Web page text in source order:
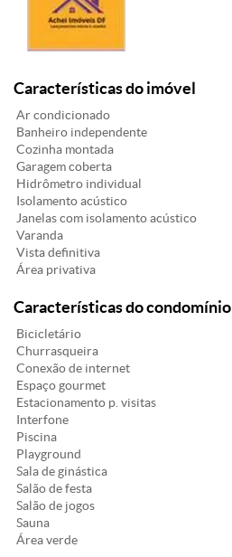
Características do imóvel
Ar condicionado
Banheiro independente
Cozinha montada
Garagem coberta
Hidrômetro individual
Isolamento acústico
Janelas com isolamento acústico
Varanda
Vista definitiva
Área privativa
Características do condomínio
Bicicletário
Churrasqueira
Conexão de internet
Espaço gourmet
Estacionamento p. visitas
Interfone
Piscina
Playground
Sala de ginástica
Salão de festa
Salão de jogos
Sauna
Área verde